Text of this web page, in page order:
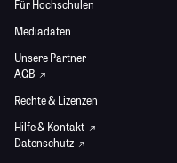
Für Hochschulen
Mediadaten
Unsere Partner
AGB
Rechte & Lizenzen
Hilfe & Kontakt
Datenschutz